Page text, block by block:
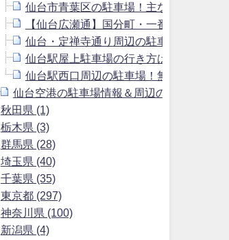
仙台市青葉区の駐車場！主な施設の駐車
【仙台広瀬通】国分町・一番町周辺の
仙台・定禅寺通り周辺の駐車場！安い駐
仙台駅屋上駐車場の行き方は？新幹線割
仙台駅西口周辺の駐車場！無料割引サー
仙台空港の駐車場情報＆周辺の格安・予約
秋田県 (1)
栃木県 (3)
群馬県 (28)
埼玉県 (40)
千葉県 (35)
東京都 (297)
神奈川県 (100)
新潟県 (4)